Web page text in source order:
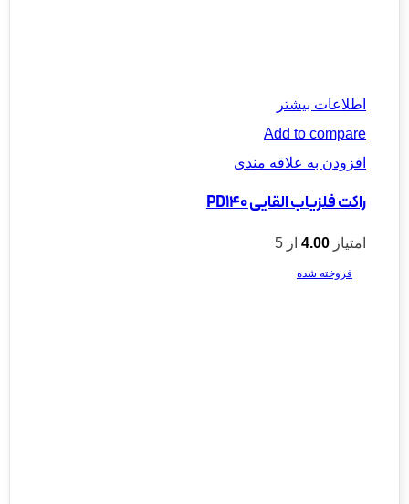
اطلاعات بیشتر
Add to compare
افزودن به علاقه مندی
راکت فلزیاب القایی PD140
امتیاز 4.00 از 5
فروخته شده